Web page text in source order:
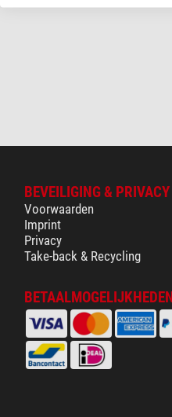
BEVEILIGING & PRIVACY
Voorwaarden
Imprint
Privacy
Take-back & Recycling
BETAALMOGELIJKHEDEN